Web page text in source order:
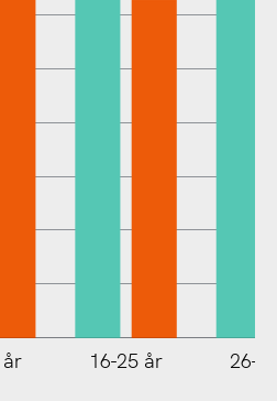
år 16-25 år 26-